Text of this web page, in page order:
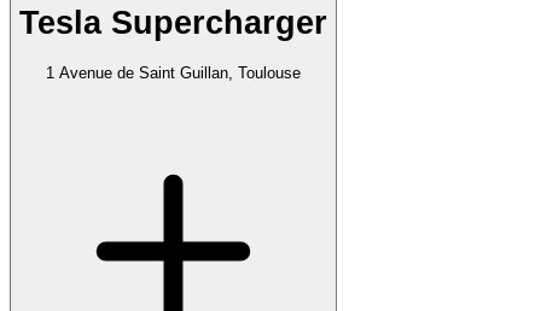
Tesla Supercharger
1 Avenue de Saint Guillan, Toulouse